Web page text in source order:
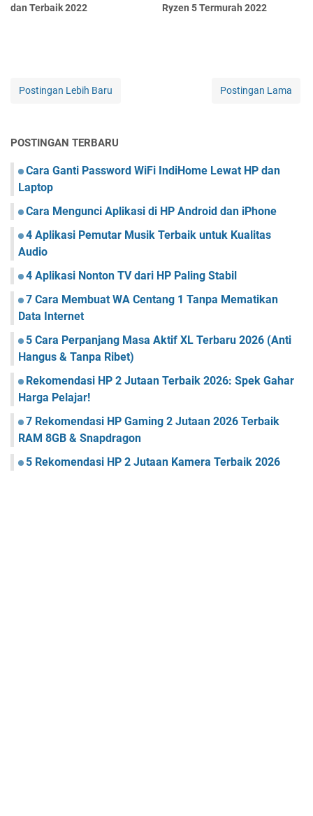
dan Terbaik 2022
Ryzen 5 Termurah 2022
Postingan Lebih Baru Postingan Lama
POSTINGAN TERBARU
Cara Ganti Password WiFi IndiHome Lewat HP dan
Laptop
Cara Mengunci Aplikasi di HP Android dan iPhone
4 Aplikasi Pemutar Musik Terbaik untuk Kualitas
Audio
4 Aplikasi Nonton TV dari HP Paling Stabil
7 Cara Membuat WA Centang 1 Tanpa Mematikan
Data Internet
5 Cara Perpanjang Masa Aktif XL Terbaru 2026 (Anti
Hangus & Tanpa Ribet)
Rekomendasi HP 2 Jutaan Terbaik 2026: Spek Gahar
Harga Pelajar!
7 Rekomendasi HP Gaming 2 Jutaan 2026 Terbaik
RAM 8GB & Snapdragon
5 Rekomendasi HP 2 Jutaan Kamera Terbaik 2026